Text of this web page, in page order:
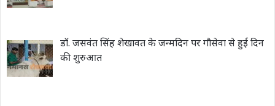
डॉ. जसवंत सिंह शेखावत के जन्मदिन पर गौसेवा से हुई दिन
की शुरुआत